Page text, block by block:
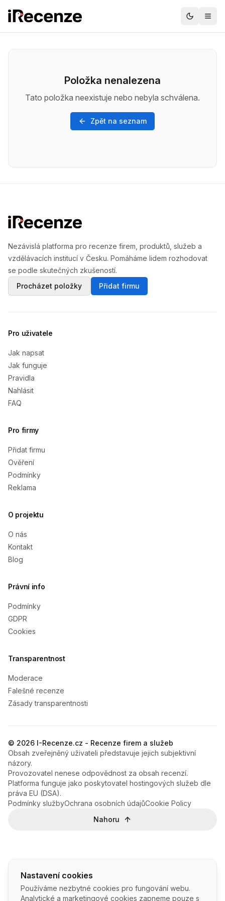
Položka nenalezena
Tato položka neexistuje nebo nebyla schválena.
Zpět na seznam
Nastavení cookies
Používáme nezbytné cookies pro fungování webu.
Analytické a marketingové cookies zapneme pouze s
Nezávislá platforma pro recenze firem, produktů, služeb a
vzdělávacích institucí v Česku. Pomáháme lidem rozhodovat
se podle skutečných zkušeností.
Procházet položky
Přidat firmu
Pro uživatele
Jak napsat
Jak funguje
Pravidla
Nahlásit
FAQ
Pro firmy
Přidat firmu
Ověření
Podmínky
Reklama
O projektu
O nás
Kontakt
Blog
Právní info
Podmínky
GDPR
Cookies
Transparentnost
Moderace
Falešné recenze
Zásady transparentnosti
© 2026 I-Recenze.cz - Recenze firem a služeb
Obsah zveřejněný uživateli představuje jejich subjektivní
názory.
Provozovatel nenese odpovědnost za obsah recenzí.
Platforma funguje jako poskytovatel hostingových služeb dle
práva EU (DSA).
Podmínky službyOchrana osobních údajůCookie Policy
Nahoru